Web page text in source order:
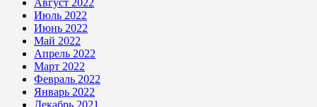
Август 2022
Июль 2022
Июнь 2022
Май 2022
Апрель 2022
Март 2022
Февраль 2022
Январь 2022
Декабрь 2021